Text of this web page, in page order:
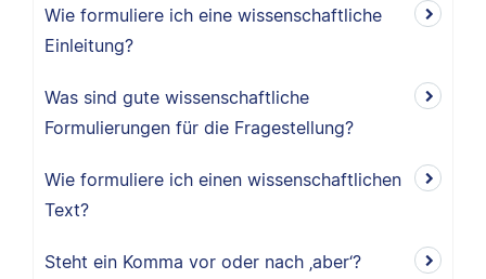
Wie formuliere ich eine wissenschaftliche
Einleitung?
Was sind gute wissenschaftliche
Formulierungen für die Fragestellung?
Wie formuliere ich einen wissenschaftlichen
Text?
Steht ein Komma vor oder nach ‚aber‘?